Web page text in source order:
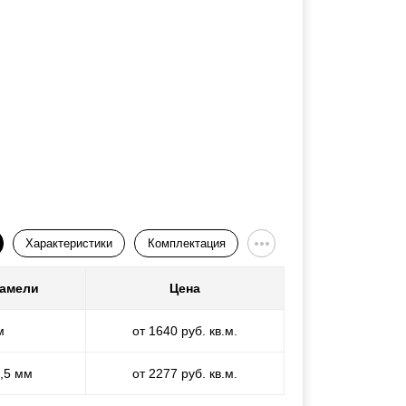
Характеристики Комплектация
Цена
от 1640 руб. кв.м.
мм от 2277 руб. кв.м.